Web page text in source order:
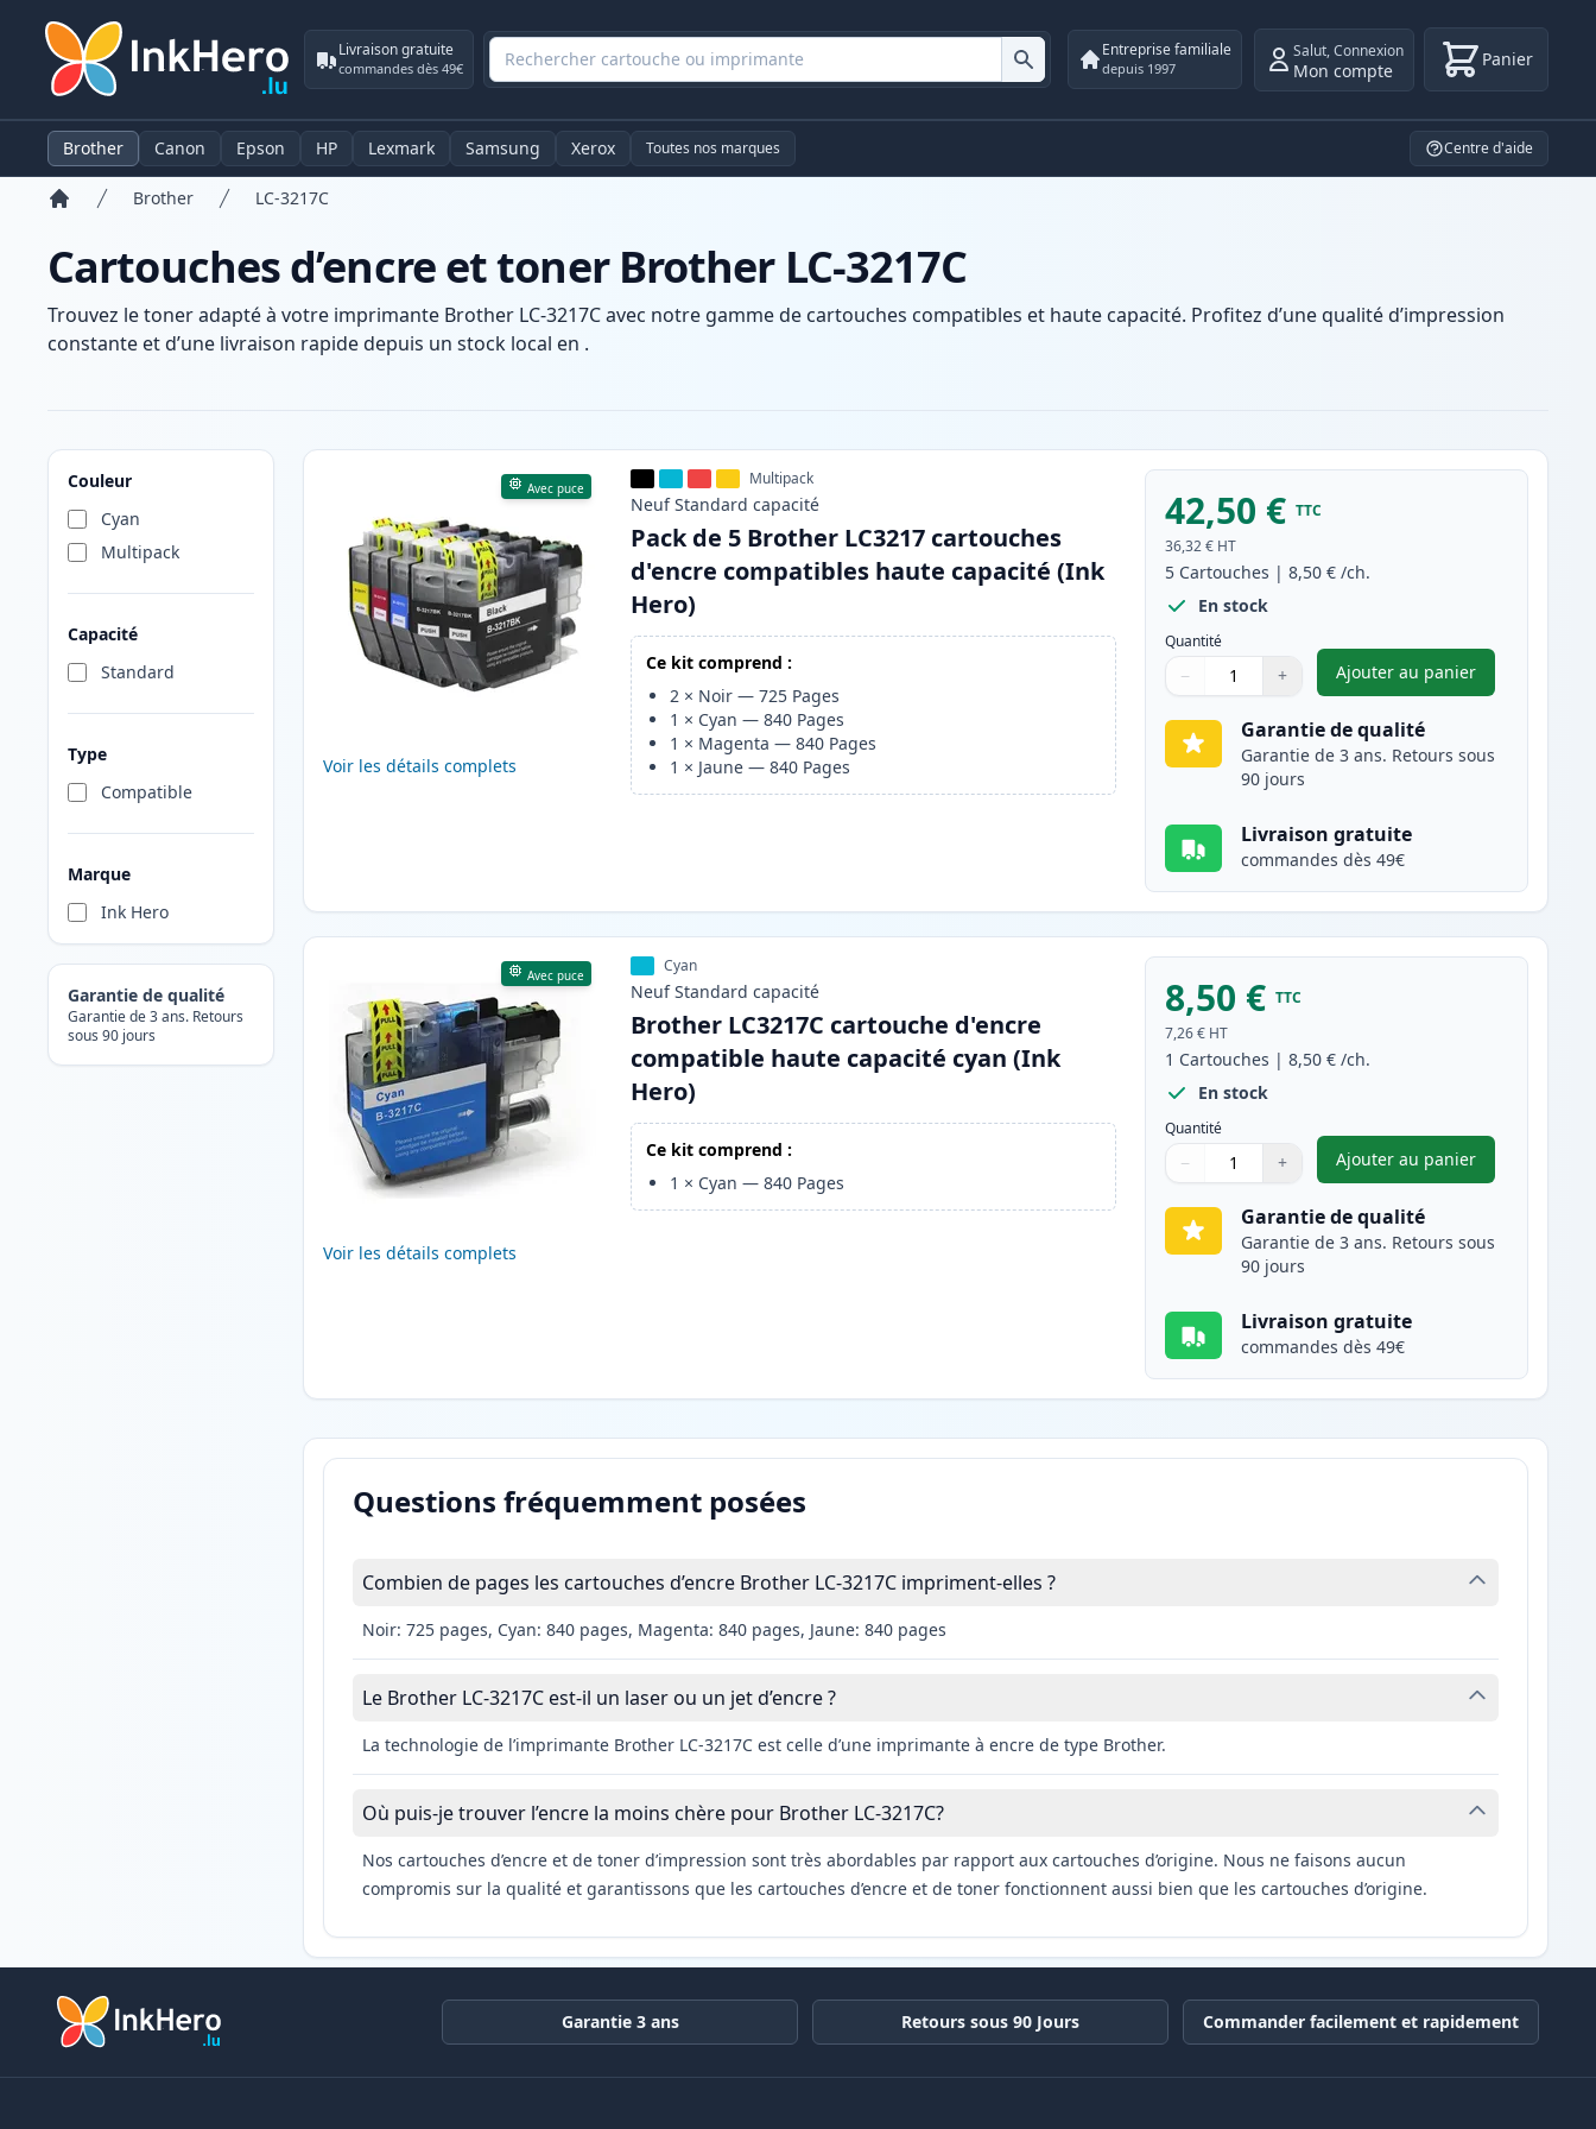
Livraison gratuite
commandes dès 49€
Entreprise familiale
depuis 1997
Salut,Connexion
Mon compte Panier
Brother Canon Epson HP Lexmark Samsung Xerox Toutes nos marques Centre d'aide
Brother LC-3217C
Cartouches d’encre et toner Brother LC-3217C
Trouvez le toner adapté à votre imprimante Brother LC-3217C avec notre gamme de cartouches compatibles et haute capacité. Profitez d’une qualité d’impression
constante et d’une livraison rapide depuis un stock local en .
Couleur
Cyan
Multipack
Capacité
Standard
Type
Compatible
Marque
Ink Hero
Garantie de qualité
Garantie de 3 ans. Retours
sous 90 jours
Produits
Avec puce
Voir les détails complets
Multipack
Neuf Standard capacité
Pack de 5 Brother LC3217 cartouches
d'encre compatibles haute capacité (Ink
Hero)
Ce kit comprend :
2 × Noir —725 Pages
1 × Cyan —840 Pages
1 × Magenta —840 Pages
1 × Jaune —840 Pages
42,50 € TTC
36,32 € HT
5 Cartouches |8,50 € /ch.
En stock
Quantité
Quantité
Utilisez les boutons pour ajuster
− +
Quantité
Ajouter au panier
,Pack de 5 Brother
Garantie de qualité
Garantie de 3 ans. Retours sous
90 jours
Livraison gratuite
commandes dès 49€
Avec puce
Voir les détails complets
Cyan
Neuf Standard capacité
Brother LC3217C cartouche d'encre
compatible haute capacité cyan (Ink
Hero)
Ce kit comprend :
1 × Cyan —840 Pages
8,50 € TTC
7,26 € HT
1 Cartouches |8,50 € /ch.
En stock
Quantité
Quantité
Utilisez les boutons pour ajuster
− +
Quantité
Ajouter au panier
,Brother LC3217C
Garantie de qualité
Garantie de 3 ans. Retours sous
90 jours
Livraison gratuite
commandes dès 49€
Questions fréquemment posées
Combien de pages les cartouches d’encre Brother LC-3217C impriment-elles ?
Noir: 725 pages, Cyan: 840 pages, Magenta: 840 pages, Jaune: 840 pages
Le Brother LC-3217C est-il un laser ou un jet d’encre ?
La technologie de l’imprimante Brother LC-3217C est celle d’une imprimante à encre de type Brother.
Où puis-je trouver l’encre la moins chère pour Brother LC-3217C?
Nos cartouches d’encre et de toner d’impression sont très abordables par rapport aux cartouches d’origine. Nous ne faisons aucun
compromis sur la qualité et garantissons que les cartouches d’encre et de toner fonctionnent aussi bien que les cartouches d’origine.
Garantie 3 ans Retours sous 90 Jours Commander facilement et rapidement